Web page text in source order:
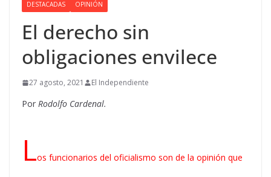
DESTACADAS OPINIÓN
El derecho sin
obligaciones envilece
27 agosto, 2021 El Independiente
Por Rodolfo Cardenal.
Los funcionarios del oficialismo son de la opinión que